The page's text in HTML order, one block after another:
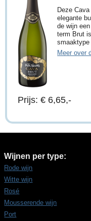
Deze
elegante
de wijn
term Brut
Meer over
Prijs: € 6,65,-
Wijnen per type:
Rode wijn
Witte wijn
Rosé
Mousserende wijn
Port